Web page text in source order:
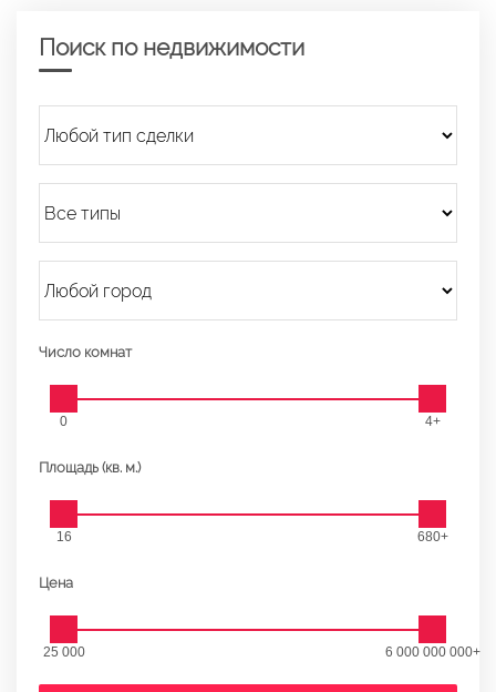
Поиск по недвижимости
Число комнат
0 4+
Площадь (кв. м.)
16 680+
Цена
25 000 6 000 000 000+